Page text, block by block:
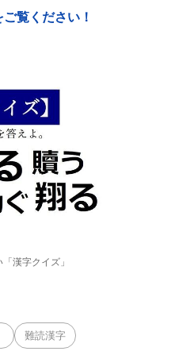
覧ください！
漢字クイズ」
難読漢字